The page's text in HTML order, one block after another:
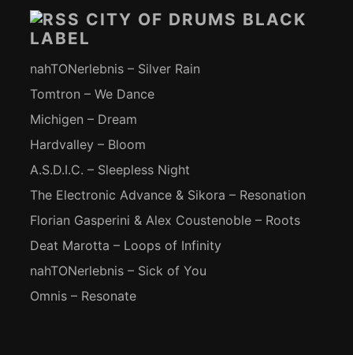
CITY OF DRUMS BLACK
LABEL
nahTONerlebnis – Silver Rain
Tomtron – We Dance
Michigen – Dream
Hardvalley – Bloom
A.S.D.I.C. – Sleepless Night
The Electronic Advance & Sikora – Resonation
Florian Gasperini & Alex Coustenoble – Roots
Deat Marotta – Loops of Infinity
nahTONerlebnis – Sick of You
Omnis – Resonate